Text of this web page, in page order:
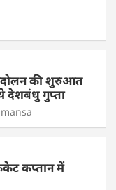
की शुरुआत
देशबंधु गुप्ता
कप्तान में